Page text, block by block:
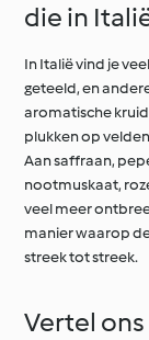
die in
In Italië vind je
geteeld, en
aromatische
plukken op
Aan saffraan,
nootmuskaat,
veel meer
manier waarop
streek tot streek.
Vertel